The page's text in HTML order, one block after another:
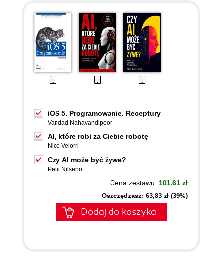
iOS 5. Programowanie. Receptury
Vandad Nahavandipoor
AI, które robi za Ciebie robotę
Nico Velorri
Czy AI może być żywe?
Peni Nilseno
Cena zestawu: 101.61 zł
Oszczędzasz: 63,83 zł (39%)
Dodaj do koszyka